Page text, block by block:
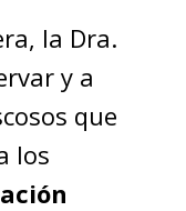
la Dra.
y a
que
los